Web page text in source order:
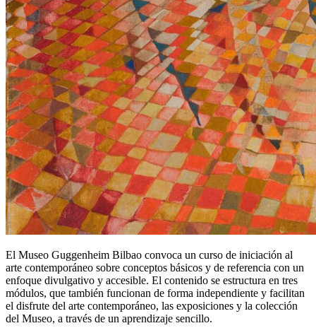
El Museo Guggenheim Bilbao convoca un curso de iniciación al
arte contemporáneo sobre conceptos básicos y de referencia con un
enfoque divulgativo y accesible. El contenido se estructura en tres
módulos, que también funcionan de forma independiente y facilitan
el disfrute del arte contemporáneo, las exposiciones y la colección
del Museo, a través de un aprendizaje sencillo.